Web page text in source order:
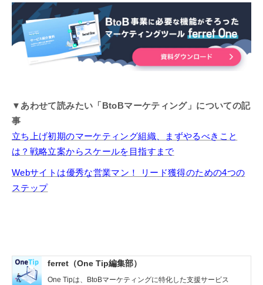
▼あわせて読みたい「BtoBマーケティング」についての記
事
立ち上げ初期のマーケティング組織、まずやるべきこと
は？戦略立案からスケールを目指すまで
Webサイトは優秀な営業マン！ リード獲得のための4つの
ステップ
ferret（One Tip編集部）
One Tipは、BtoBマーケティングに特化した支援サービス